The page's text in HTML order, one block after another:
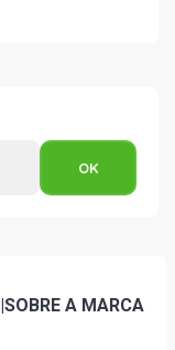
|SOBRE A MARCA